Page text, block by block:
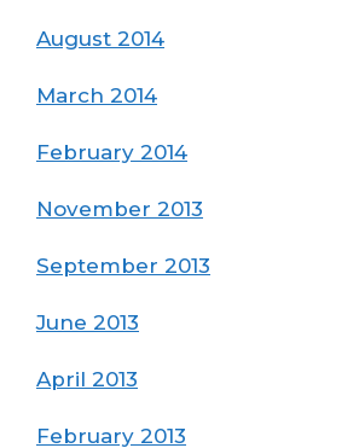
August 2014
March 2014
February 2014
November 2013
September 2013
June 2013
April 2013
February 2013